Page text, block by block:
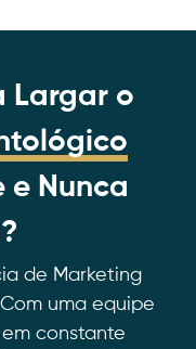
Largar o
e Nunca
de Marketing
uma equipe
constante